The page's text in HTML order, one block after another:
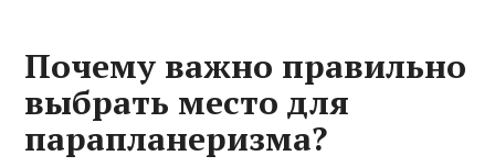
Почему важно правильно
выбрать место для
парапланеризма?